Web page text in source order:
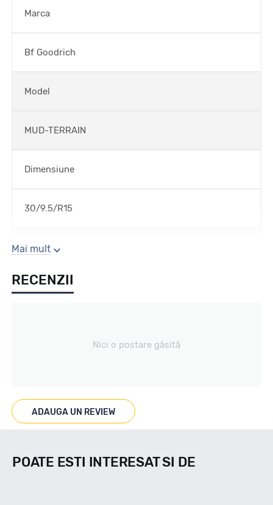
Marca
Bf Goodrich
Model
MUD-TERRAIN
Dimensiune
30/9.5/R15
Sezon
Vara / Off Road
Marcaje
Mai mult
RECENZII
Nici o postare găsită
ADAUGA UN REVIEW
POATE ESTI INTERESAT SI DE